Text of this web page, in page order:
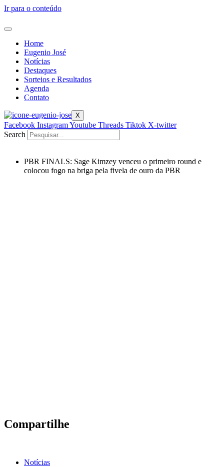
Ir para o conteúdo
Home
Eugenio José
Notícias
Destaques
Sorteios e Resultados
Agenda
Contato
X
Facebook InstagramYoutube Threads Tiktok X-twitter
Search
PBR FINALS: Sage Kimzey venceu o primeiro round e
colocou fogo na briga pela fivela de ouro da PBR
Compartilhe
Notícias